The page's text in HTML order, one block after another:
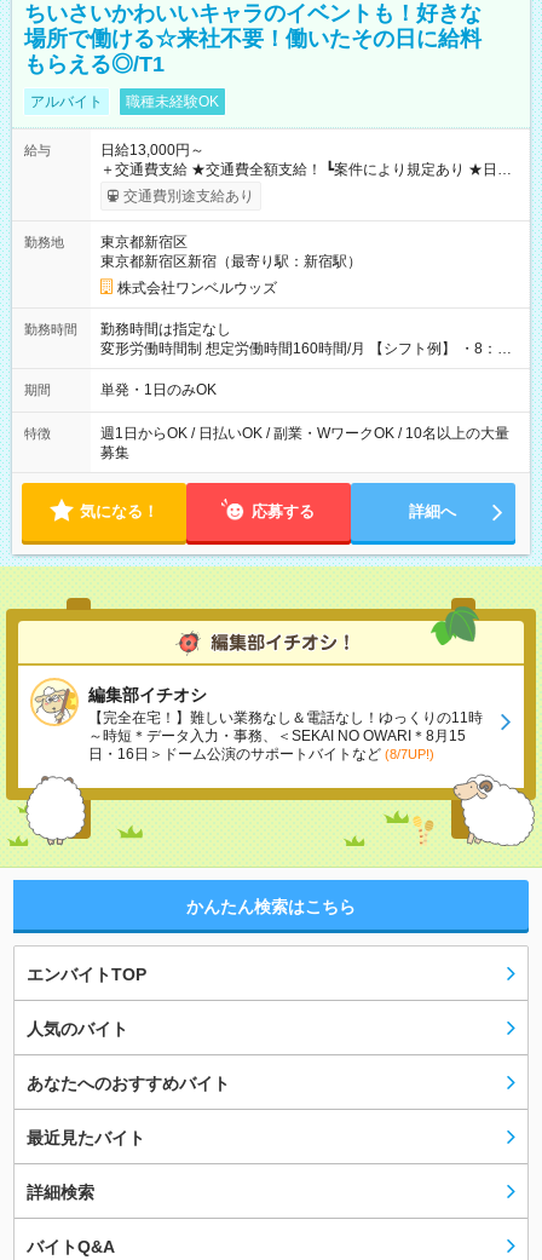
ちいさいかわいいキャラのイベントも！好きな
場所で働ける☆来社不要！働いたその日に給料
もらえる◎/T1
アルバイト 職種未経験OK
給与
日給13,000円～
＋交通費支給 ★交通費全額支給！ ┗案件により規定あり ★日払
いOK！（規定あり） ┗働いたその日に現金GET♪ お仕事後はコ
ンビニATMから 日払い分を引き落とせます！ 【試用期間】試
交通費別途支給あり
勤務地
東京都新宿区
東京都新宿区新宿（最寄り駅：新宿駅）
株式会社ワンベルウッズ
勤務時間
勤務時間は指定なし
変形労働時間制 想定労働時間160時間/月 【シフト例】 ・8：00
～21：00
期間 単発・1日のみOK
特徴
週1日からOK / 日払いOK / 副業・WワークOK / 10名以上の大量
募集
気になる！ 応募する 詳細へ
編集部イチオシ
【完全在宅！】難しい業務なし＆電話なし！ゆっくりの11時
～時短＊データ入力・事務、＜SEKAI NO OWARI＊8月15
日・16日＞ドーム公演のサポートバイトなど (8/7UP!)
かんたん検索はこちら
エンバイトTOP
人気のバイト
あなたへのおすすめバイト
最近見たバイト
詳細検索
バイトQ&A